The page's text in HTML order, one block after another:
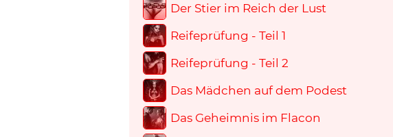
Der Stier im Reich der Lust
Reifeprüfung - Teil 1
Reifeprüfung - Teil 2
Das Mädchen auf dem Podest
Das Geheimnis im Flacon